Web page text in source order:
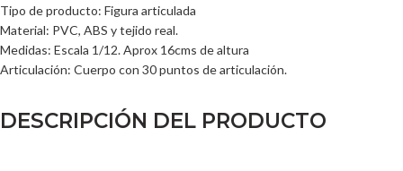
Tipo de producto: Figura articulada
Material: PVC, ABS y tejido real.
Medidas: Escala 1/12. Aprox 16cms de altura
Articulación: Cuerpo con 30 puntos de articulación.
DESCRIPCIÓN DEL PRODUCTO